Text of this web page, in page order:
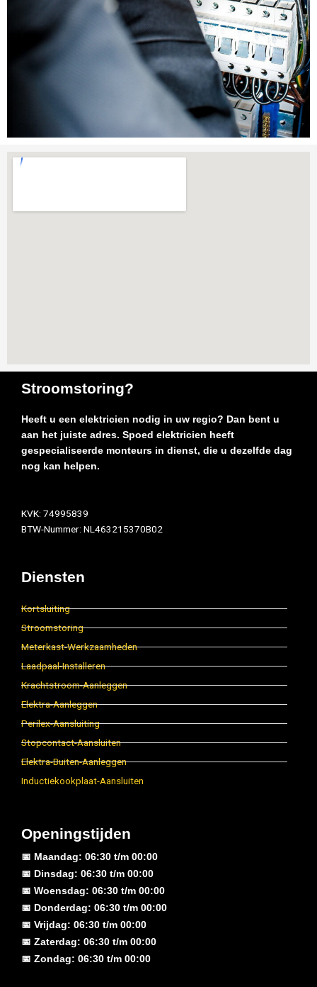
Stroomstoring?
Heeft u een elektricien nodig in uw regio? Dan bent u
aan het juiste adres. Spoed elektricien heeft
gespecialiseerde monteurs in dienst, die u dezelfde dag
nog kan helpen.
KVK: 74995839
BTW-Nummer: NL463215370B02
Diensten
Kortsluiting
Stroomstoring
Meterkast-Werkzaamheden
Laadpaal-Installeren
Krachtstroom-Aanleggen
Elektra-Aanleggen
Perilex-Aansluiting
Stopcontact-Aansluiten
Elektra-Buiten-Aanleggen
Inductiekookplaat-Aansluiten
Openingstijden
📅 Maandag: 06:30 t/m 00:00
📅 Dinsdag: 06:30 t/m 00:00
📅 Woensdag: 06:30 t/m 00:00
📅 Donderdag: 06:30 t/m 00:00
📅 Vrijdag: 06:30 t/m 00:00
📅 Zaterdag: 06:30 t/m 00:00
📅 Zondag: 06:30 t/m 00:00